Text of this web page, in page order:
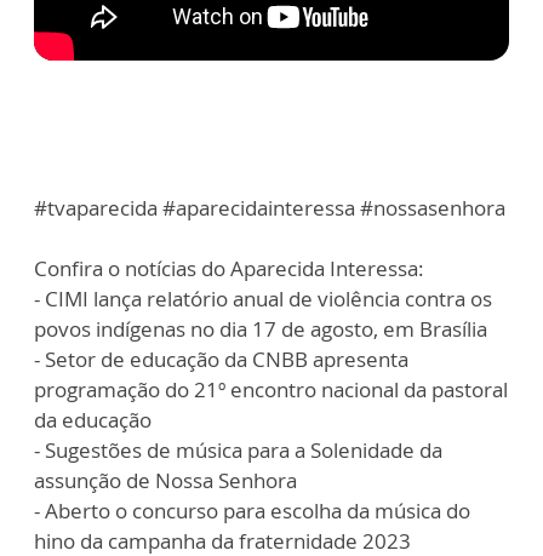
#tvaparecida #aparecidainteressa #nossasenhora
Confira o notícias do Aparecida Interessa:
- CIMI lança relatório anual de violência contra os
povos indígenas no dia 17 de agosto, em Brasília
- Setor de educação da CNBB apresenta
programação do 21º encontro nacional da pastoral
da educação
- Sugestões de música para a Solenidade da
assunção de Nossa Senhora
- Aberto o concurso para escolha da música do
hino da campanha da fraternidade 2023